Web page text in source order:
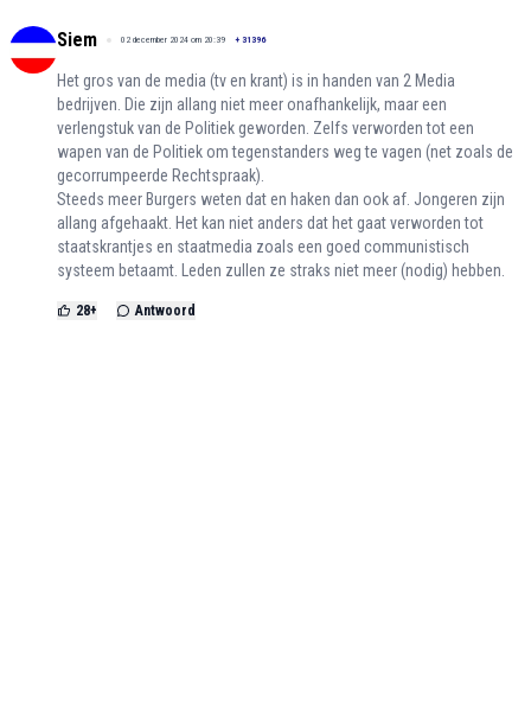
Siem 02 december 2024 om 20:39 + 31396
Het gros van de media (tv en krant) is in handen van 2 Media
bedrijven. Die zijn allang niet meer onafhankelijk, maar een
verlengstuk van de Politiek geworden. Zelfs verworden tot een
wapen van de Politiek om tegenstanders weg te vagen (net zoals de
gecorrumpeerde Rechtspraak).
Steeds meer Burgers weten dat en haken dan ook af. Jongeren zijn
allang afgehaakt. Het kan niet anders dat het gaat verworden tot
staatskrantjes en staatmedia zoals een goed communistisch
systeem betaamt. Leden zullen ze straks niet meer (nodig) hebben.
28+ Antwoord